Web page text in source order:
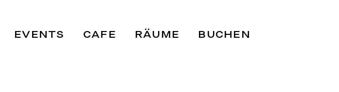
EVENTS CAFE RÄUME BUCHEN